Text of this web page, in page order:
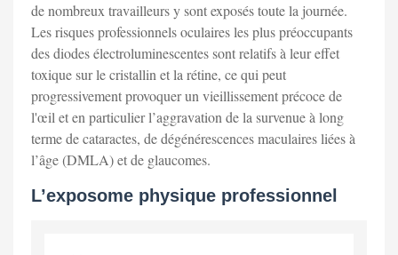
de nombreux travailleurs y sont exposés toute la journée.
Les risques professionnels oculaires les plus préoccupants
des diodes électroluminescentes sont relatifs à leur effet
toxique sur le cristallin et la rétine, ce qui peut
progressivement provoquer un vieillissement précoce de
l'œil et en particulier l’aggravation de la survenue à long
terme de cataractes, de dégénérescences maculaires liées à
l’âge (DMLA) et de glaucomes.
L’exposome physique professionnel